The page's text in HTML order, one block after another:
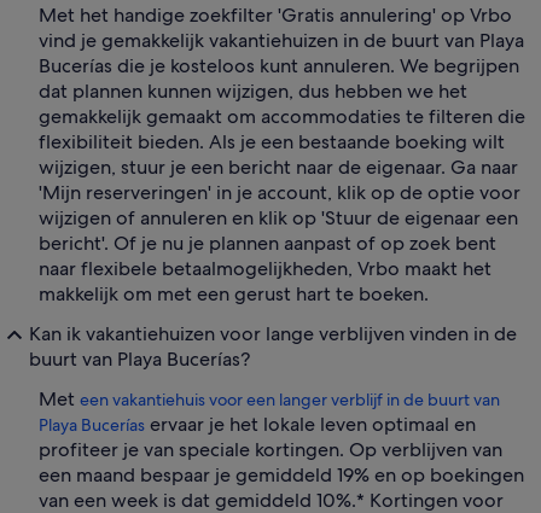
Met het handige zoekfilter 'Gratis annulering' op Vrbo
vind je gemakkelijk vakantiehuizen in de buurt van Playa
Bucerías die je kosteloos kunt annuleren. We begrijpen
dat plannen kunnen wijzigen, dus hebben we het
gemakkelijk gemaakt om accommodaties te filteren die
flexibiliteit bieden. Als je een bestaande boeking wilt
wijzigen, stuur je een bericht naar de eigenaar. Ga naar
'Mijn reserveringen' in je account, klik op de optie voor
wijzigen of annuleren en klik op 'Stuur de eigenaar een
bericht'. Of je nu je plannen aanpast of op zoek bent
naar flexibele betaalmogelijkheden, Vrbo maakt het
makkelijk om met een gerust hart te boeken.
Kan ik vakantiehuizen voor lange verblijven vinden in de
buurt van Playa Bucerías?
Met een vakantiehuis voor een langer verblijf in de buurt van
Playa Bucerías ervaar je het lokale leven optimaal en
profiteer je van speciale kortingen. Op verblijven van
een maand bespaar je gemiddeld 19% en op boekingen
van een week is dat gemiddeld 10%.* Kortingen voor